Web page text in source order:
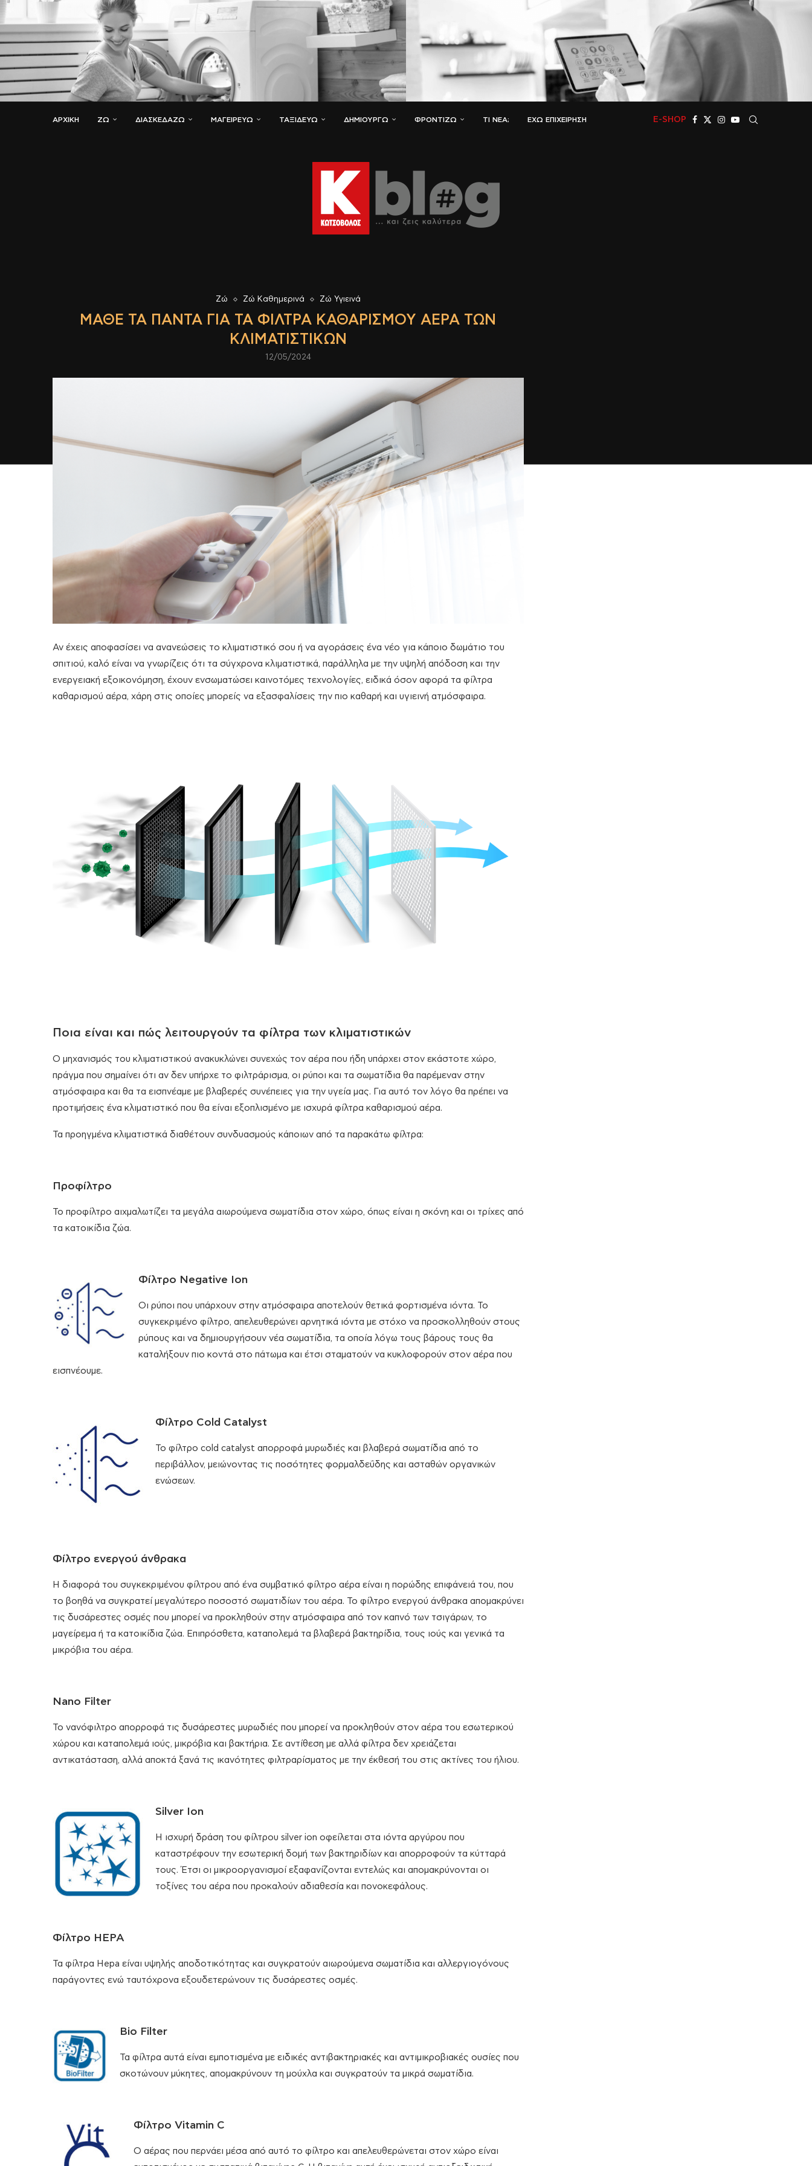
ΑΡΧΙΚΗ ΖΏ ΔΙΑΣΚΕΔΆΖΩ ΜΑΓΕΙΡΕΎΩ ΤΑΞΙΔΕΎΩ ΔΗΜΙΟΥΡΓΏ ΦΡΟΝΤΊΖΩ ΤΙ ΝΈΑ; ΈΧΩ ΕΠΙΧΕΊΡΗΣΗ E-SHOP
Ζώ Ζώ Καθημερινά Ζώ Υγιεινά
ΜΆΘΕ ΤΑ ΠΆΝΤΑ ΓΙΑ ΤΑ ΦΊΛΤΡΑ ΚΑΘΑΡΙΣΜΟΎ ΑΈΡΑ ΤΩΝ
ΚΛΙΜΑΤΙΣΤΙΚΏΝ
12/05/2024
Αν έχεις αποφασίσει να ανανεώσεις το κλιματιστικό σου ή να αγοράσεις ένα νέο για κάποιο δωμάτιο του
σπιτιού, καλό είναι να γνωρίζεις ότι τα σύγχρονα κλιματιστικά, παράλληλα με την υψηλή απόδοση και την
ενεργειακή εξοικονόμηση, έχουν ενσωματώσει καινοτόμες τεχνολογίες, ειδικά όσον αφορά τα φίλτρα
καθαρισμού αέρα, χάρη στις οποίες μπορείς να εξασφαλίσεις την πιο καθαρή και υγιεινή ατμόσφαιρα.
Ποια είναι και πώς λειτουργούν τα φίλτρα των κλιματιστικών
Ο μηχανισμός του κλιματιστικού ανακυκλώνει συνεχώς τον αέρα που ήδη υπάρχει στον εκάστοτε χώρο,
πράγμα που σημαίνει ότι αν δεν υπήρχε το φιλτράρισμα, οι ρύποι και τα σωματίδια θα παρέμεναν στην
ατμόσφαιρα και θα τα εισπνέαμε με βλαβερές συνέπειες για την υγεία μας. Για αυτό τον λόγο θα πρέπει να
προτιμήσεις ένα κλιματιστικό που θα είναι εξοπλισμένο με ισχυρά φίλτρα καθαρισμού αέρα.
Τα προηγμένα κλιματιστικά διαθέτουν συνδυασμούς κάποιων από τα παρακάτω φίλτρα:
Προφίλτρο
Το προφίλτρο αιχμαλωτίζει τα μεγάλα αιωρούμενα σωματίδια στον χώρο, όπως είναι η σκόνη και οι τρίχες από
τα κατοικίδια ζώα.
Φίλτρο Negative Ion
Οι ρύποι που υπάρχουν στην ατμόσφαιρα αποτελούν θετικά φορτισμένα ιόντα. Το
συγκεκριμένο φίλτρο, απελευθερώνει αρνητικά ιόντα με στόχο να προσκολληθούν στους
ρύπους και να δημιουργήσουν νέα σωματίδια, τα οποία λόγω τους βάρους τους θα
καταλήξουν πιο κοντά στο πάτωμα και έτσι σταματούν να κυκλοφορούν στον αέρα που
εισπνέουμε.
Φίλτρο Cold Catalyst
Το φίλτρο cold catalyst απορροφά μυρωδιές και βλαβερά σωματίδια από το
περιβάλλον, μειώνοντας τις ποσότητες φορμαλδεΰδης και ασταθών οργανικών
ενώσεων.
Φίλτρο ενεργού άνθρακα
Η διαφορά του συγκεκριμένου φίλτρου από ένα συμβατικό φίλτρο αέρα είναι η πορώδης επιφάνειά του, που
το βοηθά να συγκρατεί μεγαλύτερο ποσοστό σωματιδίων του αέρα. Το φίλτρο ενεργού άνθρακα απομακρύνει
τις δυσάρεστες οσμές που μπορεί να προκληθούν στην ατμόσφαιρα από τον καπνό των τσιγάρων, το
μαγείρεμα ή τα κατοικίδια ζώα. Επιπρόσθετα, καταπολεμά τα βλαβερά βακτηρίδια, τους ιούς και γενικά τα
μικρόβια του αέρα.
Nano Filter
Το νανόφιλτρο απορροφά τις δυσάρεστες μυρωδιές που μπορεί να προκληθούν στον αέρα του εσωτερικού
χώρου και καταπολεμά ιούς, μικρόβια και βακτήρια. Σε αντίθεση με αλλά φίλτρα δεν χρειάζεται
αντικατάσταση, αλλά αποκτά ξανά τις ικανότητες φιλτραρίσματος με την έκθεσή του στις ακτίνες του ήλιου.
Silver Ion
Η ισχυρή δράση του φίλτρου silver ion οφείλεται στα ιόντα αργύρου που
καταστρέφουν την εσωτερική δομή των βακτηριδίων και απορροφούν τα κύτταρά
τους. Έτσι οι μικροοργανισμοί εξαφανίζονται εντελώς και απομακρύνονται οι
τοξίνες του αέρα που προκαλούν αδιαθεσία και πονοκεφάλους.
Φίλτρο HEPA
Τα φίλτρα Hepa είναι υψηλής αποδοτικότητας και συγκρατούν αιωρούμενα σωματίδια και αλλεργιογόνους
παράγοντες ενώ ταυτόχρονα εξουδετερώνουν τις δυσάρεστες οσμές.
Bio Filter
Τα φίλτρα αυτά είναι εμποτισμένα με ειδικές αντιβακτηριακές και αντιμικροβιακές ουσίες που
σκοτώνουν μύκητες, απομακρύνουν τη μούχλα και συγκρατούν τα μικρά σωματίδια.
Φίλτρο Vitamin C
Ο αέρας που περνάει μέσα από αυτό το φίλτρο και απελευθερώνεται στον χώρο είναι